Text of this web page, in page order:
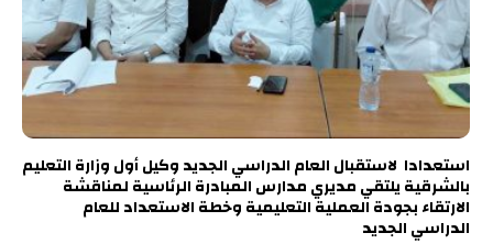
استعدادا لاستقبال العام الدراسي الجديد وكيل أول وزارة التعليم
بالشرقية يلتقي مديري مدارس المبادرة الرئاسية لمناقشة
الارتقاء بجودة العملية التعليمية وخطة الاستعداد للعام
الدراسي الجديد